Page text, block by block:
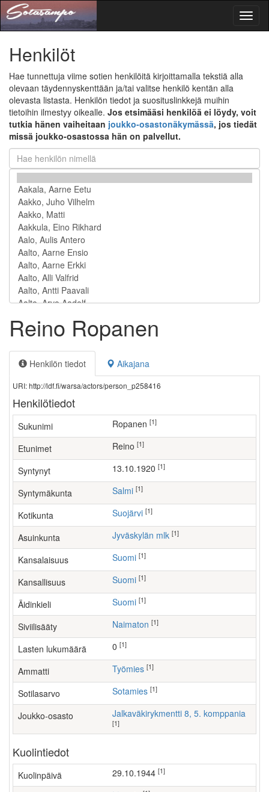
Henkilöt
Hae tunnettuja viime sotien henkilöitä kirjoittamalla tekstiä alla
olevaan täydennyskenttään ja/tai valitse henkilö kentän alla
olevasta listasta. Henkilön tiedot ja suosituslinkkejä muihin
tietoihin ilmestyy oikealle. Jos etsimääsi henkilöä ei löydy, voit
tutkia hänen vaiheitaan joukko-osastonäkymässä, jos tiedät
missä joukko-osastossa hän on palvellut.
Reino Ropanen
Henkilön tiedot Aikajana
URI: http://ldf.fi/warsa/actors/person_p258416
Henkilötiedot
Sukunimi Ropanen [1]
Etunimet Reino [1]
Syntynyt 13.10.1920 [1]
Syntymäkunta Salmi [1]
Kotikunta Suojärvi [1]
Asuinkunta Jyväskylän mlk [1]
Kansalaisuus Suomi [1]
Kansallisuus Suomi [1]
Äidinkieli Suomi [1]
Siviilisääty Naimaton [1]
Lasten lukumäärä [1]
Ammatti työmies [1]
Sotilasarvo Sotamies [1]
Joukko-osasto Jalkaväkirykmentti 8, 5. komppania
[1]
Kuolintiedot
Kuolinpäivä 29.10.1944 [1]